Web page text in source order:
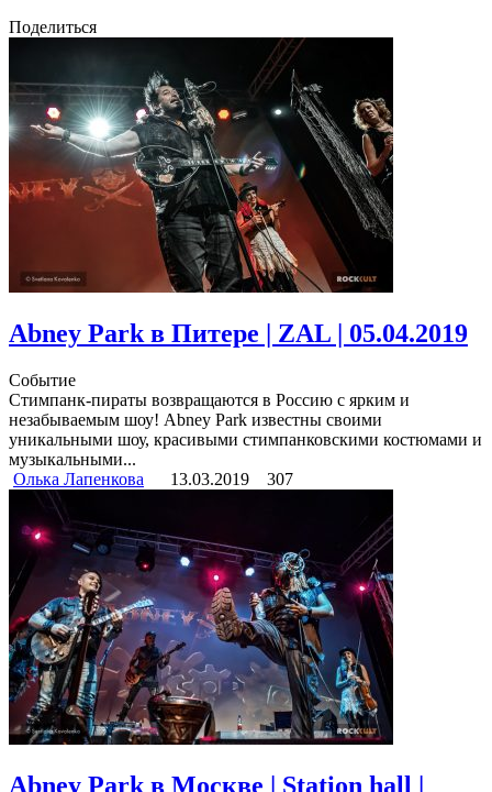
Поделиться
Abney Park в Питере | ZAL | 05.04.2019
Событие
Стимпанк-пираты возвращаются в Россию с ярким и
незабываемым шоу! Abney Park известны своими
уникальными шоу, красивыми стимпанковскими костюмами и
музыкальными...
Олька Лапенкова
13.03.2019 307
Abney Park в Москве | Station hall |